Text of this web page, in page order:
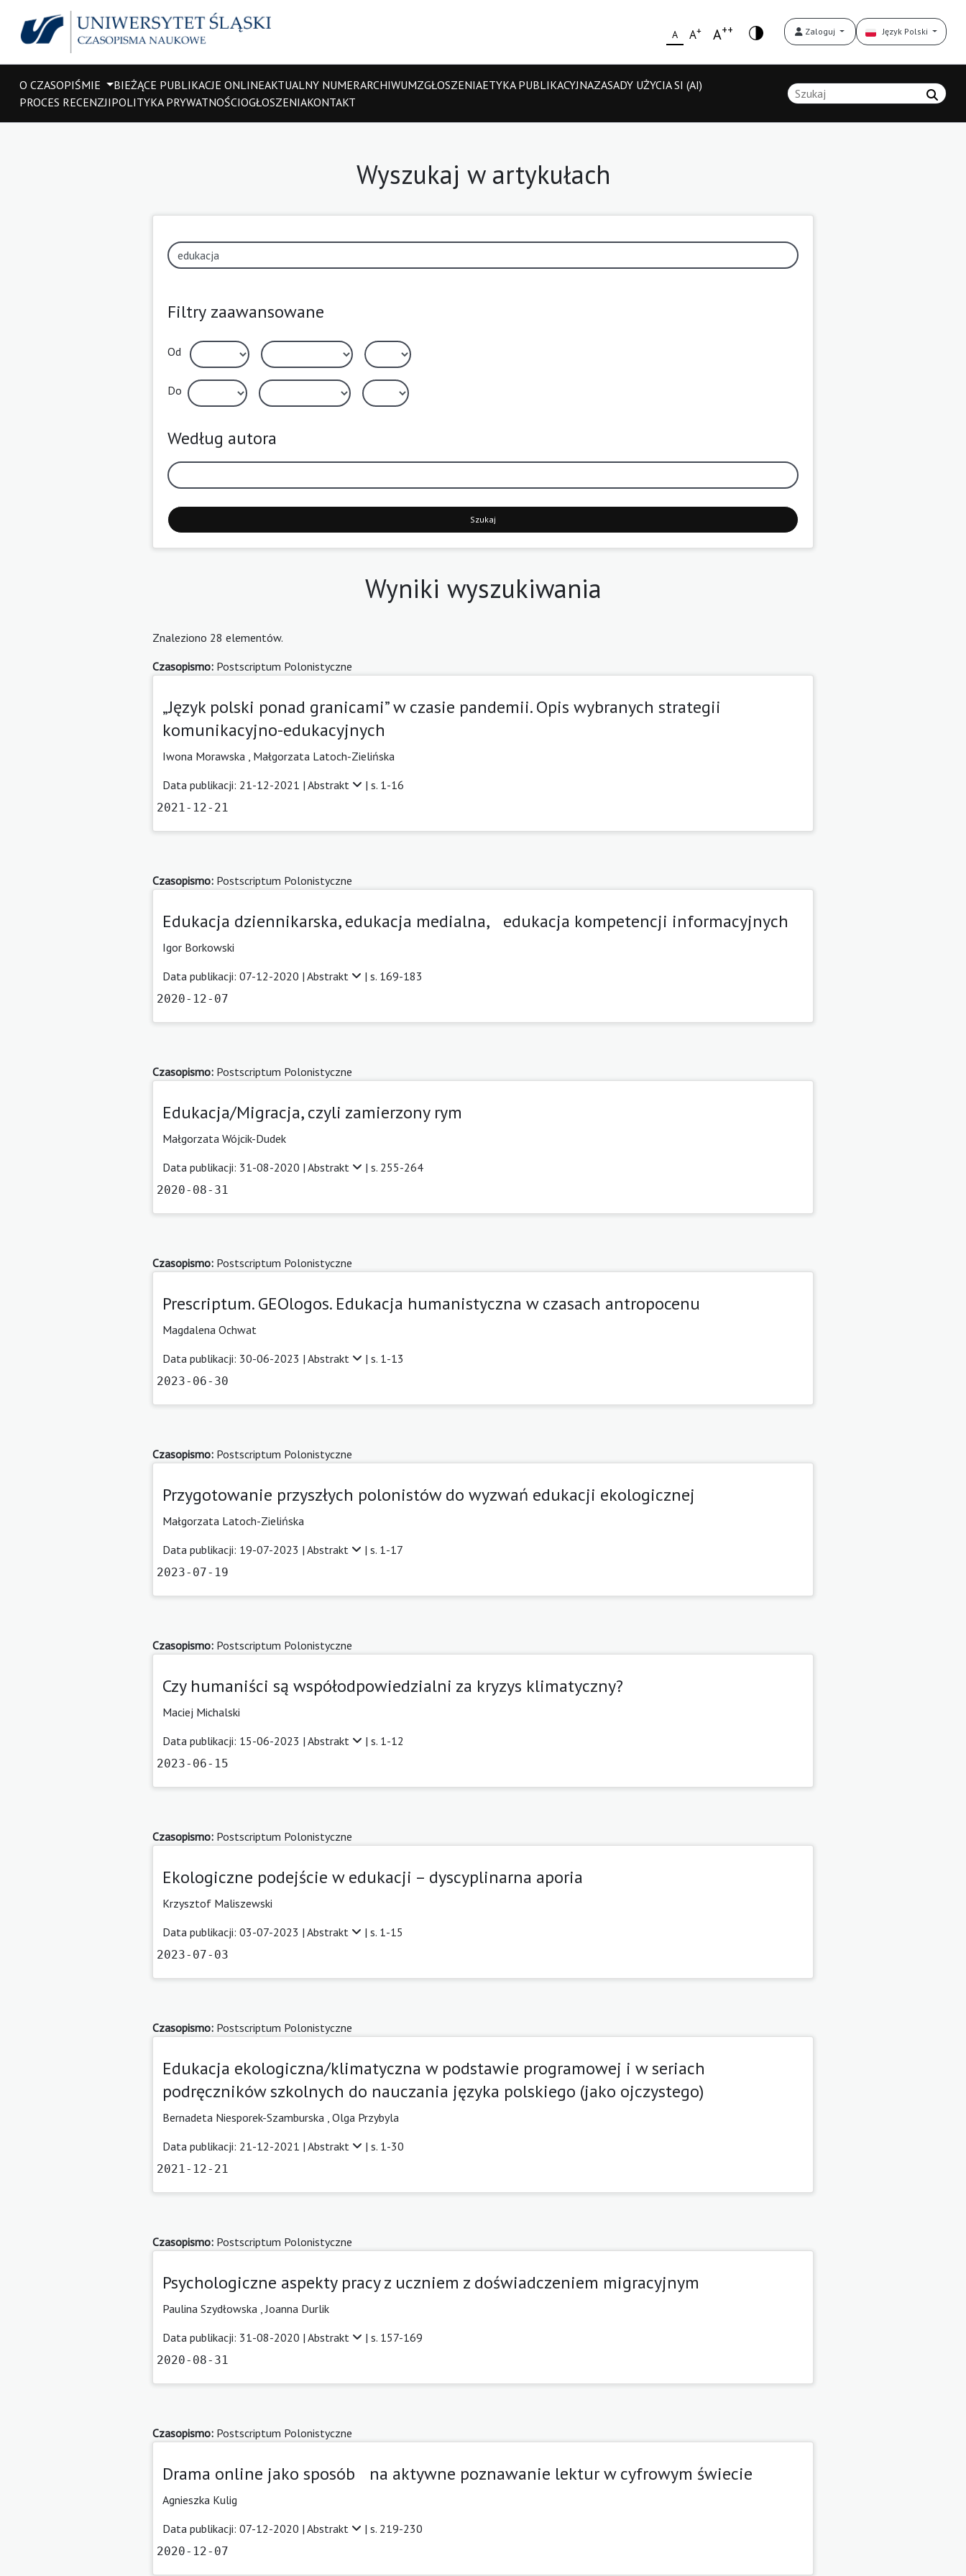
A A+ A++ Zaloguj Język Polski
O CZASOPIŚMIE BIEŻĄCE PUBLIKACJE ONLINEAKTUALNY NUMERARCHIWUMZGŁOSZENIAETYKA PUBLIKACYJNAZASADY UŻYCIA SI (AI)
PROCES RECENZJIPOLITYKA PRYWATNOŚCIOGŁOSZENIAKONTAKT
Wyszukaj w artykułach
Filtry zaawansowane
Od
Do
Według autora
Szukaj
Wyniki wyszukiwania
Znaleziono 28 elementów.
Czasopismo: Postscriptum Polonistyczne
„Język polski ponad granicami” w czasie pandemii. Opis wybranych strategii
komunikacyjno-edukacyjnych
Iwona Morawska
Małgorzata Latoch-Zielińska
Data publikacji: 21-12-2021 | Abstrakt | s. 1-16
2021-12-21
Czasopismo: Postscriptum Polonistyczne
Edukacja dziennikarska, edukacja medialna, edukacja kompetencji informacyjnych
Igor Borkowski
Data publikacji: 07-12-2020 | Abstrakt | s. 169-183
2020-12-07
Czasopismo: Postscriptum Polonistyczne
Edukacja/Migracja, czyli zamierzony rym
Małgorzata Wójcik-Dudek
Data publikacji: 31-08-2020 | Abstrakt | s. 255-264
2020-08-31
Czasopismo: Postscriptum Polonistyczne
Prescriptum. GEOlogos. Edukacja humanistyczna w czasach antropocenu
Magdalena Ochwat
Data publikacji: 30-06-2023 | Abstrakt | s. 1-13
2023-06-30
Czasopismo: Postscriptum Polonistyczne
Przygotowanie przyszłych polonistów do wyzwań edukacji ekologicznej
Małgorzata Latoch-Zielińska
Data publikacji: 19-07-2023 | Abstrakt | s. 1-17
2023-07-19
Czasopismo: Postscriptum Polonistyczne
Czy humaniści są współodpowiedzialni za kryzys klimatyczny?
Maciej Michalski
Data publikacji: 15-06-2023 | Abstrakt | s. 1-12
2023-06-15
Czasopismo: Postscriptum Polonistyczne
Ekologiczne podejście w edukacji – dyscyplinarna aporia
Krzysztof Maliszewski
Data publikacji: 03-07-2023 | Abstrakt | s. 1-15
2023-07-03
Czasopismo: Postscriptum Polonistyczne
Edukacja ekologiczna/klimatyczna w podstawie programowej i w seriach
podręczników szkolnych do nauczania języka polskiego (jako ojczystego)
Bernadeta Niesporek-Szamburska Olga Przybyla
Data publikacji: 21-12-2021 | Abstrakt | s. 1-30
2021-12-21
Czasopismo: Postscriptum Polonistyczne
Psychologiczne aspekty pracy z uczniem z doświadczeniem migracyjnym
Paulina Szydłowska ,Joanna Durlik
Data publikacji: 31-08-2020 | Abstrakt | s. 157-169
2020-08-31
Czasopismo: Postscriptum Polonistyczne
Drama online jako sposób na aktywne poznawanie lektur w cyfrowym świecie
Agnieszka Kulig
Data publikacji: 07-12-2020 | Abstrakt | s. 219-230
2020-12-07